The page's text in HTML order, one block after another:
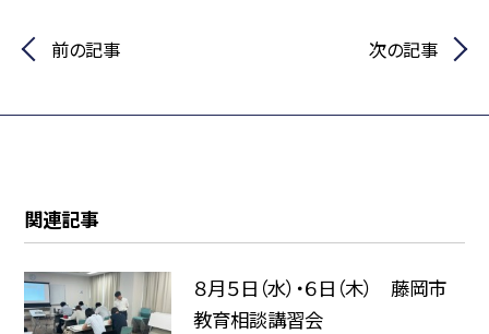
前の記事 次の記事
関連記事
８月５日（水）・６日（木） 藤岡市
教育相談講習会